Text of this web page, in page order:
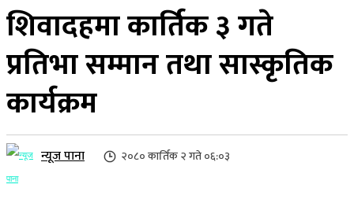
शिवादहमा कार्तिक ३ गते
प्रतिभा सम्मान तथा सास्कृतिक
कार्यक्रम
न्यूज पाना २०८० कार्तिक २ गते ०६:०३